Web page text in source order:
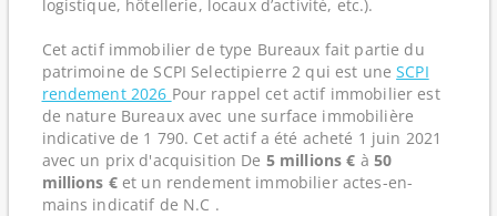
logistique, hôtellerie, locaux d’activité, etc.).
Cet actif immobilier de type Bureaux fait partie du
patrimoine de SCPI Selectipierre 2 qui est uneSCPI
rendement 2026 Pour rappel cet actif immobilier est
de nature Bureaux avec une surface immobilière
indicative de 1 790. Cet actif a été acheté 1 juin 2021
avec un prix d'acquisition De 5 millions € à 50
millions €et un rendement immobilier actes-en-
mains indicatif de N.C .